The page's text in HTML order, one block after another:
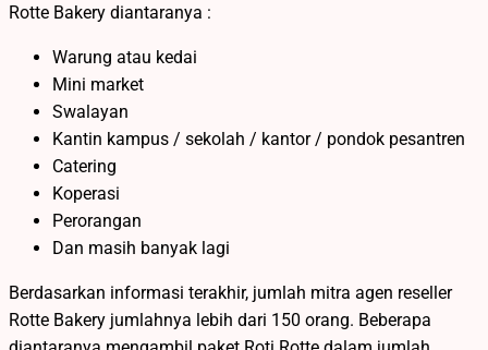
Rotte Bakery diantaranya :
Warung atau kedai
Mini market
Swalayan
Kantin kampus / sekolah / kantor / pondok pesantren
Catering
Koperasi
Perorangan
Dan masih banyak lagi
Berdasarkan informasi terakhir, jumlah mitra agen reseller
Rotte Bakery jumlahnya lebih dari 150 orang. Beberapa